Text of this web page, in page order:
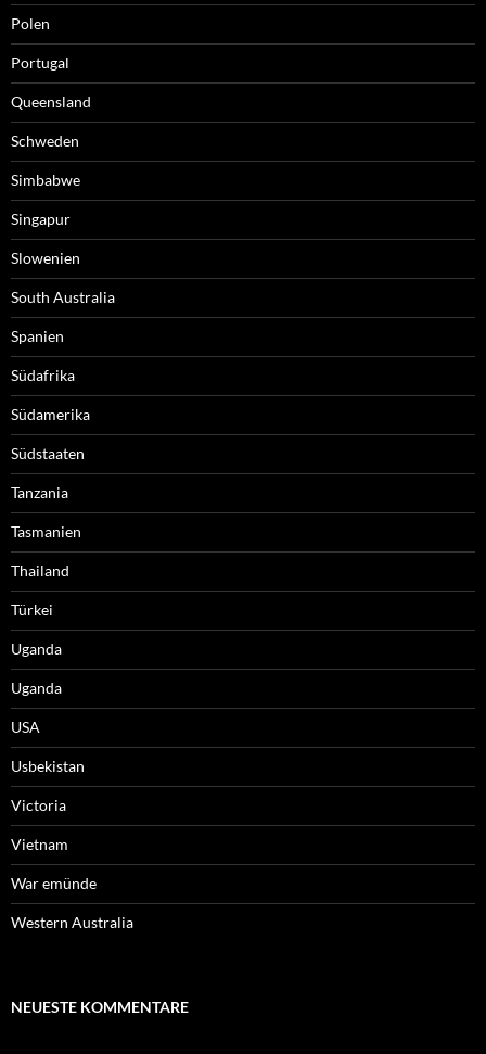
Polen
Portugal
Queensland
Schweden
Simbabwe
Singapur
Slowenien
South Australia
Spanien
Südafrika
Südamerika
Südstaaten
Tanzania
Tasmanien
Thailand
Türkei
Uganda
Uganda
USA
Usbekistan
Victoria
Vietnam
War emünde
Western Australia
NEUESTE KOMMENTARE